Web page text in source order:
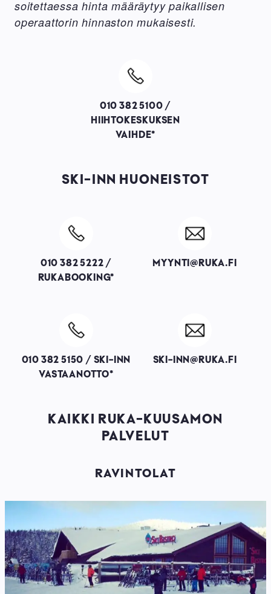
soitettaessa hinta määräytyy paikallisen
operaattorin hinnaston mukaisesti.
Image
010 382 5100 /
HIIHTOKESKUKSEN
VAIHDE*
SKI-INN HUONEISTOT
Image
010 382 5222 /
RUKABOOKING*
Image
MYYNTI@RUKA.FI
Image
010 382 5150 / SKI-INN
VASTAANOTTO*
Image
SKI-INN@RUKA.FI
KAIKKI RUKA-KUUSAMON
PALVELUT
RAVINTOLAT